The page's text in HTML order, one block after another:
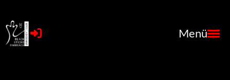
Menü